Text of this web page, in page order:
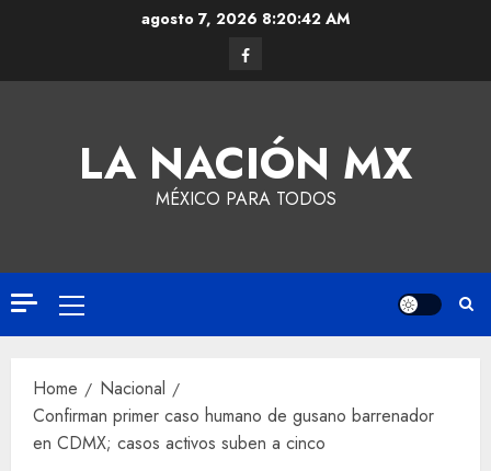
agosto 7, 2026 8:20:43 AM
LA NACIÓN MX
MÉXICO PARA TODOS
Home
Nacional
Confirman primer caso humano de gusano barrenador
en CDMX; casos activos suben a cinco